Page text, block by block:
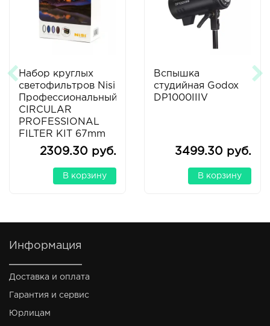
Набор круглых
светофильтров Nisi
Профессиональный
CIRCULAR
PROFESSIONAL
FILTER KIT 67mm
2309.30 руб.
В корзину
Вспышка
студийная Godox
DP1000IIIV
3499.30 руб.
В корзину
Информация
Доставка и оплата
Гарантия и сервис
Юрлицам